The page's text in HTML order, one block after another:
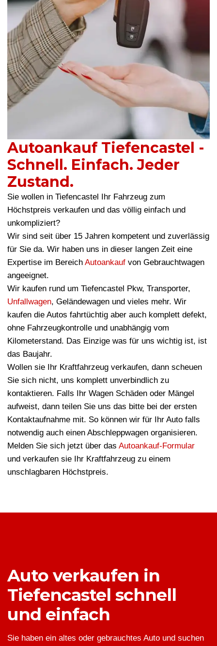
Autoankauf Tiefencastel -
Schnell. Einfach. Jeder
Zustand.
Sie wollen in Tiefencastel Ihr Fahrzeug zum
Höchstpreis verkaufen und das völlig einfach und
unkompliziert?
Wir sind seit über 15 Jahren kompetent und zuverlässig
für Sie da. Wir haben uns in dieser langen Zeit eine
Expertise im Bereich Autoankauf von Gebrauchtwagen
angeeignet.
Wir kaufen rund um Tiefencastel Pkw, Transporter,
Unfallwagen, Geländewagen und vieles mehr. Wir
kaufen die Autos fahrtüchtig aber auch komplett defekt,
ohne Fahrzeugkontrolle und unabhängig vom
Kilometerstand. Das Einzige was für uns wichtig ist, ist
das Baujahr.
Wollen sie Ihr Kraftfahrzeug verkaufen, dann scheuen
Sie sich nicht, uns komplett unverbindlich zu
kontaktieren. Falls Ihr Wagen Schäden oder Mängel
aufweist, dann teilen Sie uns das bitte bei der ersten
Kontaktaufnahme mit. So können wir für Ihr Auto falls
notwendig auch einen Abschleppwagen organisieren.
Melden Sie sich jetzt über das Autoankauf-Formular
und verkaufen sie Ihr Kraftfahrzeug zu einem
unschlagbaren Höchstpreis.
Auto verkaufen in
Tiefencastel schnell
und einfach
Sie haben ein altes oder gebrauchtes Auto und suchen